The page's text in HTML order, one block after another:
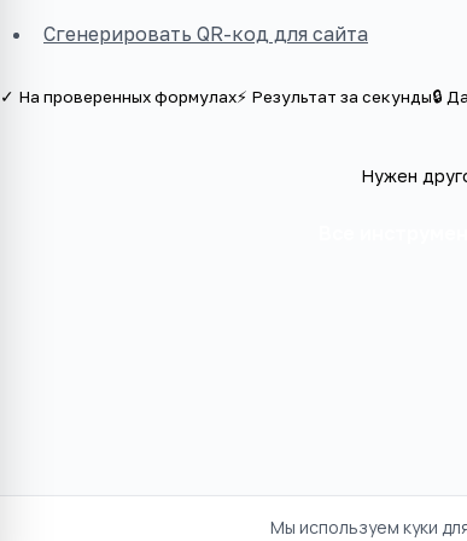
Сгенерировать QR-код для сайта
✓ На проверенных формулах⚡ Результат за секунды🔒
Нужен
Мы используем куки